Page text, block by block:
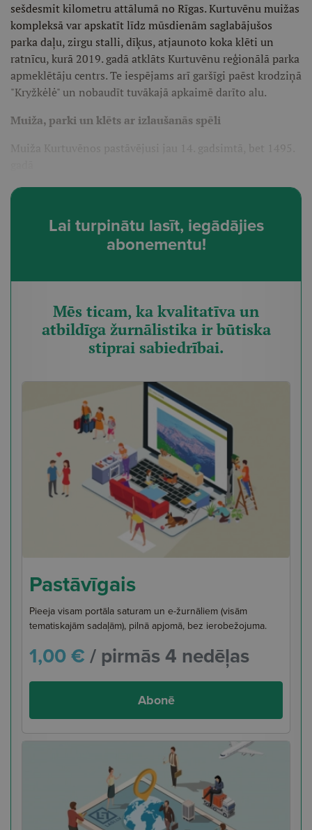
sešdesmit kilometru attālumā no Rīgas. Kurtuvēnu muižas
kompleksā var apskatīt līdz mūsdienām saglabājušos
parka daļu, zirgu stalli, dīķus, atjaunoto koka klēti un
ratnīcu, kurā 2019. gadā atklāts Kurtuvēnu reģionālā parka
apmeklētāju centrs. Te iespējams arī garšīgi paēst krodziņā
"Kryžkėlė" un nobaudīt tuvākajā apkaimē darīto alu.
Muiža, parki un klēts ar izlaušanās spēli
Muiža Kurtuvēnos pastāvējusi jau 14. gadsimtā, bet 1495.
Lai turpinātu lasīt, iegādājies
abonementu!
Mēs ticam, ka kvalitatīva un
atbildīga žurnālistika ir būtiska
stiprai sabiedrībai.
Pastāvīgais
Pieeja visam portāla saturam un e-žurnāliem (visām
tematiskajām sadaļām), pilnā apjomā, bez ierobežojuma.
1,00 € / pirmās 4 nedēļas
Abonē